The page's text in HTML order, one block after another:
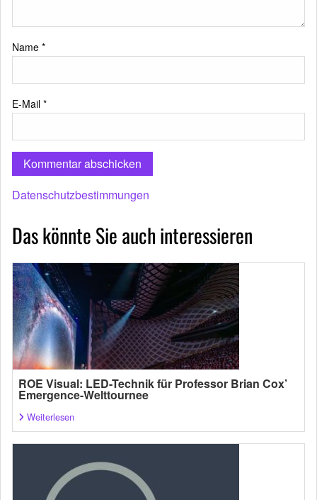
Name *
E-Mail *
Datenschutzbestimmungen
Das könnte Sie auch interessieren
ROE Visual: LED-Technik für Professor Brian Cox’
Emergence-Welttournee
Weiterlesen